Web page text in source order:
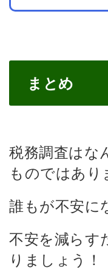
まとめ
税務調査はな
ものではあり
誰もが不安に
不安を減らす
りましょう！